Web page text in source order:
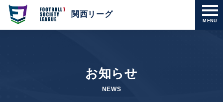
MENU
関西リーグ
お知らせ
NEWS